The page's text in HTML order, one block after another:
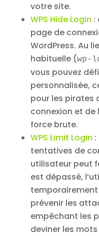
votre site.
WPS Hide Login :
page de
WordPress. Au
habituelle (wp-
vous pouvez
personnalisée,
pour les pirates
connexion et
force brute.
WPS Limit Login
tentatives de
utilisateur peut
est dépassé,
prévenir les
empêchant les
deviner les